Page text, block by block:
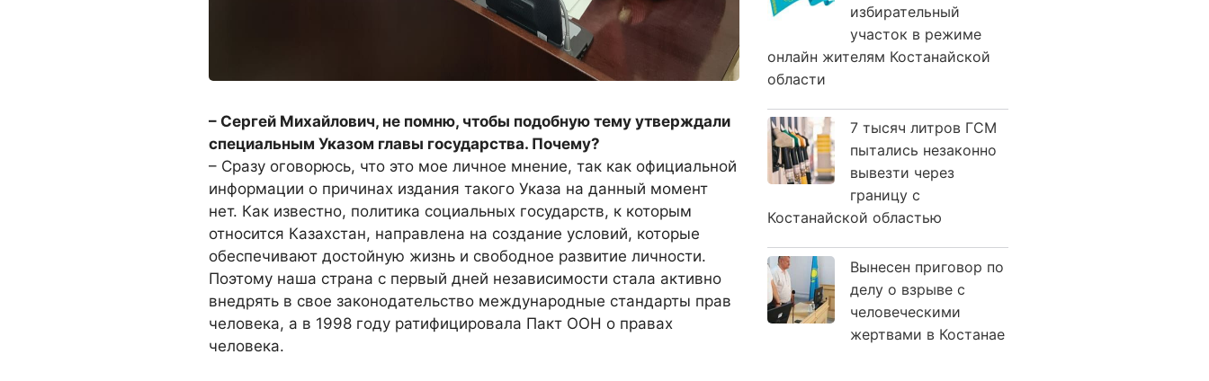
– Сергей Михайлович, не помню, чтобы подобную тему утверждали
специальным Указом главы государства. Почему?
– Сразу оговорюсь, что это мое личное мнение, так как официальной
информации о причинах издания такого Указа на данный момент
нет. Как известно, политика социальных государств, к которым
относится Казахстан, направлена на создание условий, которые
обеспечивают достойную жизнь и свободное развитие личности.
Поэтому наша страна с первый дней независимости стала активно
внедрять в свое законодательство международные стандарты прав
человека, а в 1998 году ратифицировала Пакт ООН о правах
человека.
избирательный
участок в режиме
онлайн жителям Костанайской
области
7 тысяч литров ГСМ
пытались незаконно
вывезти через
границу с
Костанайской областью
Вынесен приговор по
делу о взрыве с
человеческими
жертвами в Костанае